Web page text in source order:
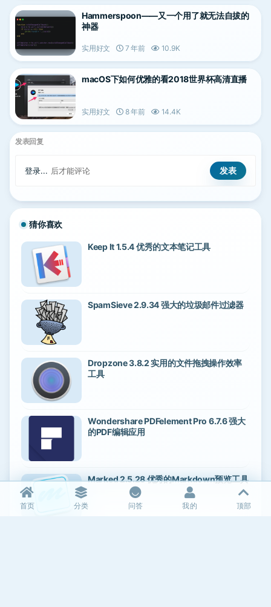
Hammerspoon——又一个用了就无法自拔的
神器
实用好文 7 年前 10.9K
macOS下如何优雅的看2018世界杯高清直播
实用好文 8 年前 14.4K
发表回复
登录... 后才能评论
猜你喜欢
Keep It 1.5.4 优秀的文本笔记工具
SpamSieve 2.9.34 强大的垃圾邮件过滤器
Dropzone 3.8.2 实用的文件拖拽操作效率
工具
Wondershare PDFelement Pro 6.7.6 强大
的PDF编辑应用
Marked 2.5.28 优秀的Markdown预览工具
首页 分类 问答 我的 顶部